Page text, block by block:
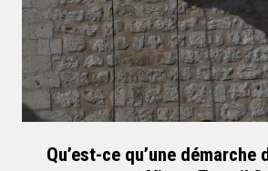
Qu’est-ce qu’une démarche